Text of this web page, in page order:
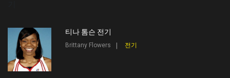
티나 톰슨 전기
Brittany Flowers 전기